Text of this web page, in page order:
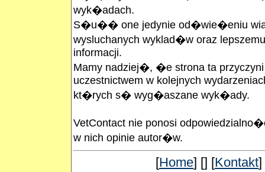
wyk�adach.
S�u�� one jedynie od�wie�eniu
wysluchanych wyklad�w oraz
informacji.
Mamy nadziej�, �e strona ta
uczestnictwem w kolejnych
kt�rych s� wyg�aszane wyk�ady.
VetContact nie ponosi
w nich opinie autor�w.
[Home] [] [Kontakt]